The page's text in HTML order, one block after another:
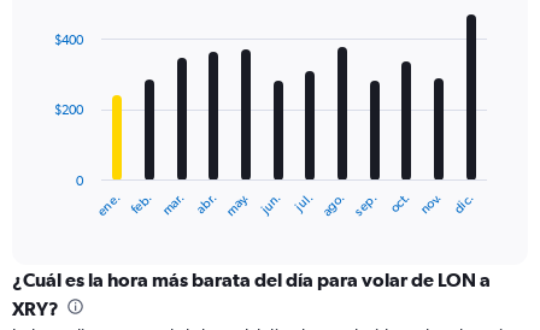
to
with
12
The
categories.
Range:
ene. feb. mar. abr. may. jun. jul. ago. sep. oct. nov. dic.
0
$200
$400
¿Cuál es la hora más barata del día para volar de LON a
XRY?